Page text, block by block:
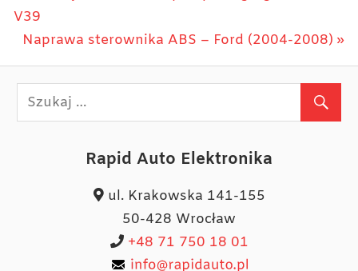
wpisu
Post:
V39
Next
Post:
Naprawa sterownika ABS – Ford (2004-2008)
Rapid Auto Elektronika
ul. Krakowska 141-155
50-428 Wrocław
+48 71 750 18 01